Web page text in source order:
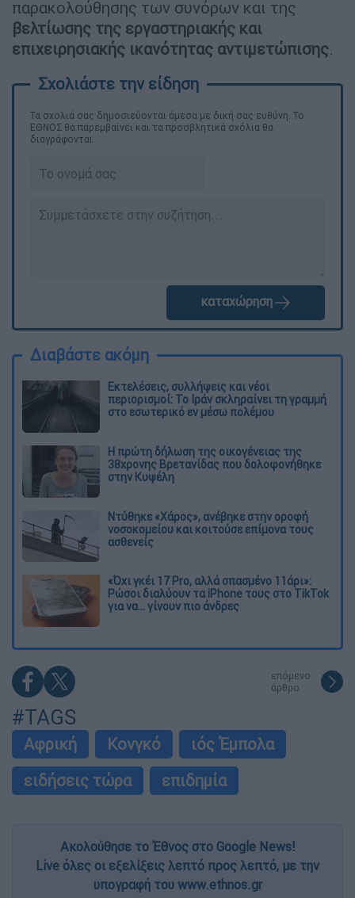
παρακολούθησης των συνόρων και της
βελτίωσης της εργαστηριακής και
επιχειρησιακής ικανότητας αντιμετώπισης.
Τα σχολιά σας δημοσιεύονται άμεσα με δική σας ευθύνη. Το
ΕΘΝΟΣ θα παρεμβαίνει και τα προσβλητικά σχόλια θα
διαγράφονται
καταχώρηση
Διαβάστε ακόμη
Εκτελέσεις, συλλήψεις και νέοι
περιορισμοί: Το Ιράν σκληραίνει τη γραμμή
στο εσωτερικό εν μέσω πολέμου
Η πρώτη δήλωση της οικογένειας της
38χρονης Βρετανίδας που δολοφονήθηκε
στην Κυψέλη
Ντύθηκε «Χάρος», ανέβηκε στην οροφή
νοσοκομείου και κοιτούσε επίμονα τους
ασθενείς
«Όχι γκέι 17 Pro, αλλά σπασμένο 11άρι»:
Ρώσοι διαλύουν τα iPhone τους στο TikTok
για να... γίνουν πιο άνδρες
επόμενο
άρθρο
#TAGS
Αφρική Κονγκό
ιός Έμπολα
ειδήσεις τώρα
επιδημία
Ακολούθησε το Έθνος στο Google News!
Live όλες οι εξελίξεις λεπτό προς λεπτό, με την
υπογραφή του www.ethnos.gr